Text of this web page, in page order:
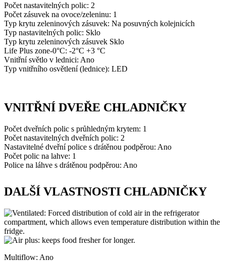
Počet nastavitelných polic: 2
Počet zásuvek na ovoce/zeleninu: 1
Typ krytu zeleninových zásuvek: Na posuvných kolejnicích
Typ nastavitelných polic: Sklo
Typ krytu zeleninových zásuvek Sklo
Life Plus zone-0°C: -2°C +3 °C
Vnitřní světlo v lednici: Ano
Typ vnitřního osvětlení (lednice): LED
VNITŘNÍ DVEŘE CHLADNIČKY
Počet dveřních polic s průhledným krytem: 1
Počet nastavitelných dveřních polic: 2
Nastavitelné dveřní police s drátěnou podpěrou: Ano
Počet polic na lahve: 1
Police na láhve s drátěnou podpěrou: Ano
DALŠÍ VLASTNOSTI CHLADNIČKY
Multiflow: Ano